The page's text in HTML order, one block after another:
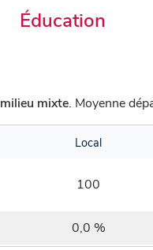
Éducation
milieu mixte. Moyenne
Local
100
0,0 %